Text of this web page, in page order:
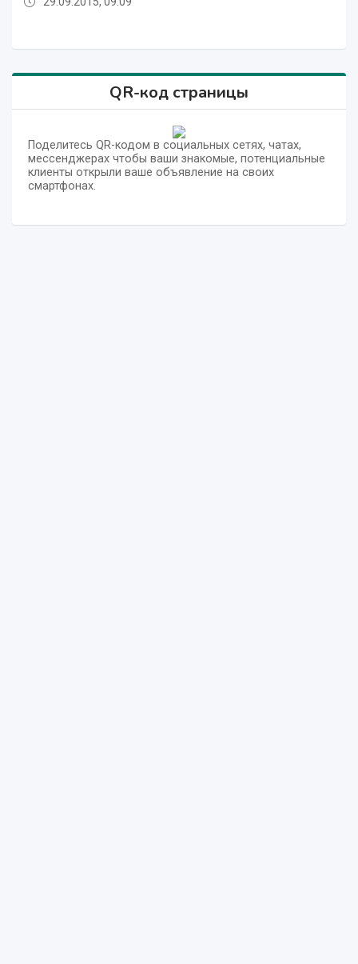
QR-код страницы
Поделитесь QR-кодом в социальных сетях, чатах,
мессенджерах чтобы ваши знакомые, потенциальные
клиенты открыли ваше объявление на своих
смартфонах.